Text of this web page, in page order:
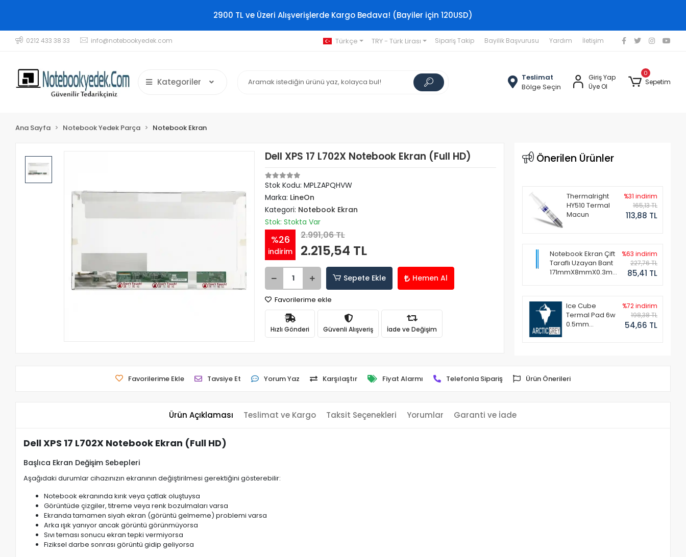
2900 TL ve Üzeri Alışverişlerde Kargo Bedava! (Bayiler için 120USD)
0212 433 38 33 info@notebookyedek.com Türkçe TRY - Türk Lirası Sipariş Takip Bayilik Başvurusu Yardım İletişim
Kategoriler
Teslimat
Bölge Seçin
Giriş Yap
Üye Ol
0
Sepetim
Ana Sayfa Notebook Yedek Parça Notebook Ekran
Dell XPS 17 L702X Notebook Ekran (Full HD)
Stok Kodu: MPLZAPQHVW
Marka: LineOn
Kategori: Notebook Ekran
Stok: Stokta Var
%26
indirim
2.991,06 TL
2.215,54 TL
Sepete Ekle Hemen Al
Favorilerime ekle
Hızlı Gönderi Güvenli Alışveriş İade ve Değişim
Önerilen Ürünler
Thermalright
HY510 Termal
Macun
%31 indirim
165,13 TL
113,88 TL
Notebook Ekran Çift
Taraflı Uzayan Bant
171mmX8mmX0.3mm
%63 indirim
227,76 TL
85,41 TL
Ice Cube
Termal Pad 6w
0.5mm
%72 indirim
198,38 TL
54,66 TL
Favorilerime Ekle Tavsiye Et Yorum Yaz Karşılaştır Fiyat Alarmı Telefonla Sipariş Ürün Önerileri
Ürün Açıklaması Teslimat ve Kargo Taksit Seçenekleri Yorumlar Garanti ve İade
Dell XPS 17 L702X Notebook Ekran (Full HD)
Başlıca Ekran Değişim Sebepleri
Aşağıdaki durumlar cihazınızın ekranının değiştirilmesi gerektiğini gösterebilir:
Notebook ekranında kırık veya çatlak oluştuysa
Görüntüde çizgiler, titreme veya renk bozulmaları varsa
Ekranda tamamen siyah ekran (görüntü gelmeme) problemi varsa
Arka ışık yanıyor ancak görüntü görünmüyorsa
Sıvı teması sonucu ekran tepki vermiyorsa
Fiziksel darbe sonrası görüntü gidip geliyorsa